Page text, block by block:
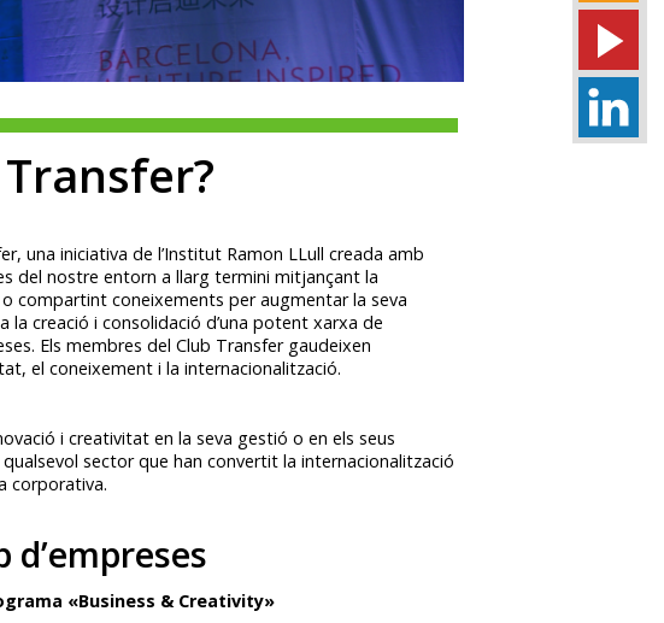
una iniciativa de l’Institut Ramon LLull creada amb
del nostre entorn a llarg termini mitjançant la
compartint coneixements per augmentar la seva
creació i consolidació d’una potent xarxa de
Els membres del Club Transfer gaudeixen
el coneixement i la internacionalització.
i creativitat en la seva gestió o en els seus
sector que han convertit la internacionalització
corporativa.
«Business & Creativity»